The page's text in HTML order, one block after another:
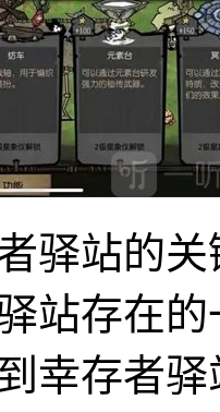
驿站的
站存在
幸存者